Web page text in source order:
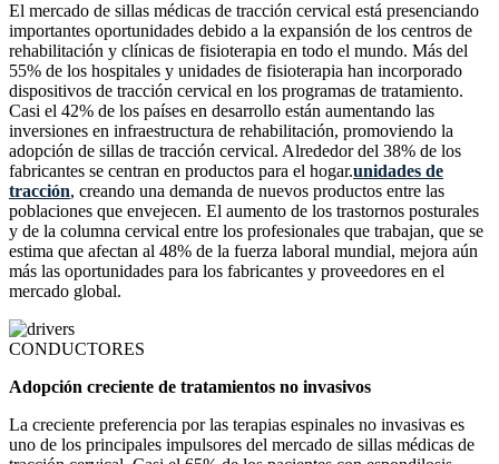
El mercado de sillas médicas de tracción cervical está presenciando
importantes oportunidades debido a la expansión de los centros de
rehabilitación y clínicas de fisioterapia en todo el mundo. Más del
55% de los hospitales y unidades de fisioterapia han incorporado
dispositivos de tracción cervical en los programas de tratamiento.
Casi el 42% de los países en desarrollo están aumentando las
inversiones en infraestructura de rehabilitación, promoviendo la
adopción de sillas de tracción cervical. Alrededor del 38% de los
fabricantes se centran en productos para el hogar.unidades de
tracción, creando una demanda de nuevos productos entre las
poblaciones que envejecen. El aumento de los trastornos posturales
y de la columna cervical entre los profesionales que trabajan, que se
estima que afectan al 48% de la fuerza laboral mundial, mejora aún
más las oportunidades para los fabricantes y proveedores en el
mercado global.
CONDUCTORES
Adopción creciente de tratamientos no invasivos
La creciente preferencia por las terapias espinales no invasivas es
uno de los principales impulsores del mercado de sillas médicas de